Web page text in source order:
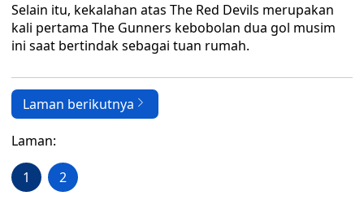
Selain itu, kekalahan atas The Red Devils merupakan
kali pertama The Gunners kebobolan dua gol musim
ini saat bertindak sebagai tuan rumah.
Laman berikutnya
Laman:
1 2